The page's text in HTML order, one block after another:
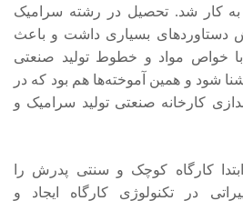
کار شد. تحصیل در رشته سرامیک
دستاوردهای بسیاری داشت و باعث
خواص مواد و خطوط تولید صنعتی
شود و همین آموخته‌ها هم بود که در
کارخانه صنعتی تولید سرامیک و
کارگاه کوچک و سنتی پدرش را
در تکنولوژی کارگاه ایجاد و